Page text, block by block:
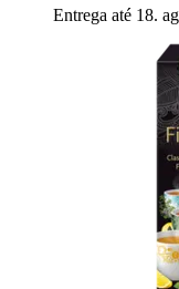
Entrega até 18.